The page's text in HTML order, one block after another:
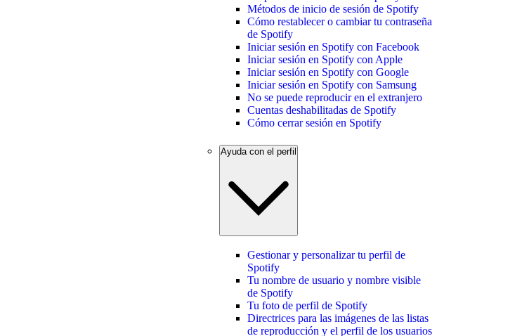
Métodos de inicio de sesión de Spotify
Cómo restablecer o cambiar tu contraseña
de Spotify
Iniciar sesión en Spotify con Facebook
Iniciar sesión en Spotify con Apple
Iniciar sesión en Spotify con Google
Iniciar sesión en Spotify con Samsung
No se puede reproducir en el extranjero
Cuentas deshabilitadas de Spotify
Cómo cerrar sesión en Spotify
Ayuda con el perfil
Gestionar y personalizar tu perfil de
Spotify
Tu nombre de usuario y nombre visible
de Spotify
Tu foto de perfil de Spotify
Directrices para las imágenes de las listas
de reproducción y el perfil de los usuarios